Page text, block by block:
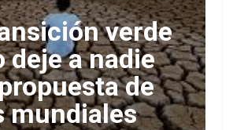
verde
deje a nadie
de
mundiales